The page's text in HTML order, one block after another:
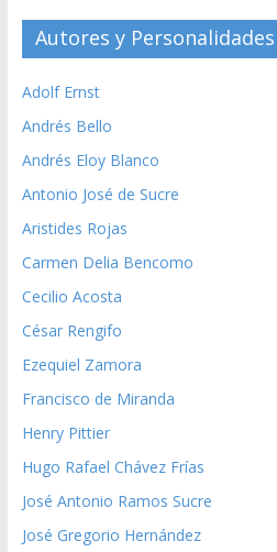
Autores y Personalidades
Adolf Ernst
Andrés Bello
Andrés Eloy Blanco
Antonio José de Sucre
Aristides Rojas
Carmen Delia Bencomo
Cecilio Acosta
César Rengifo
Ezequiel Zamora
Francisco de Miranda
Henry Pittier
Hugo Rafael Chávez Frías
José Antonio Ramos Sucre
José Gregorio Hernández